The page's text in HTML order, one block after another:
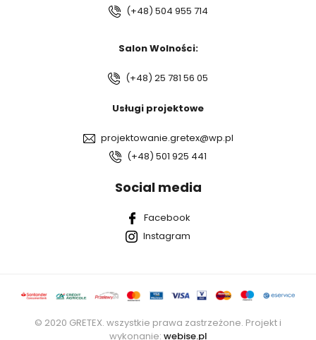
(+48) 504 955 714
Salon Wolności:
(+48) 25 781 56 05
Usługi projektowe
projektowanie.gretex@wp.pl
(+48) 501 925 441
Social media
Facebook
Instagram
© 2020 GRETEX. wszystkie prawa zastrzeżone. Projekt i
wykonanie: webise.pl